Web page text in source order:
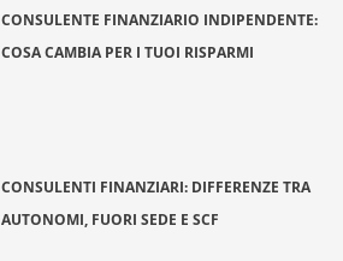
CONSULENTE FINANZIARIO INDIPENDENTE:
COSA CAMBIA PER I TUOI RISPARMI
CONSULENTI FINANZIARI: DIFFERENZE TRA
AUTONOMI, FUORI SEDE E SCF